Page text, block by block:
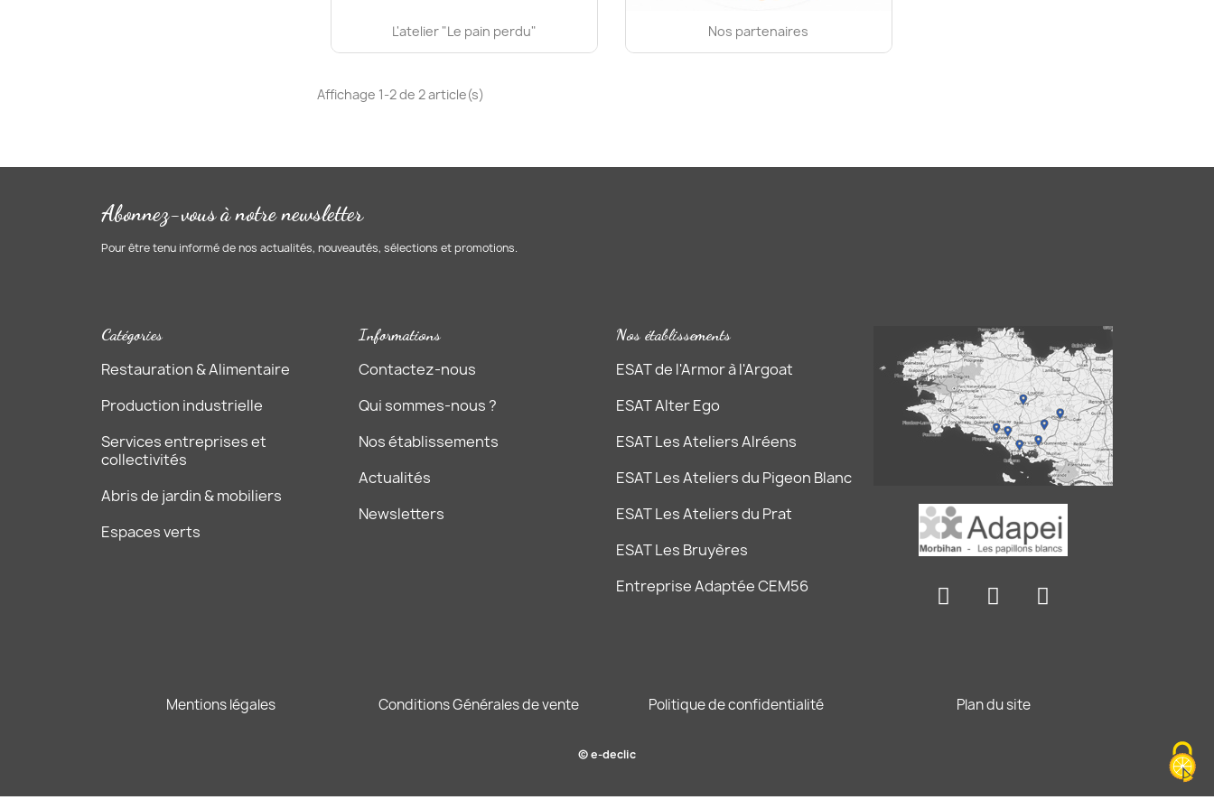
L'atelier "Le pain perdu" Nos partenaires
Affichage 1-2 de 2 article(s)
Abonnez-vous à notre newsletter
Pour être tenu informé de nos actualités, nouveautés, sélections et promotions.
Catégories
Restauration & Alimentaire
Production industrielle
Services entreprises et
collectivités
Abris de jardin & mobiliers
Espaces verts
Informations
Contactez-nous
Qui sommes-nous ?
Nos établissements
Actualités
Newsletters
Nos établissements
ESAT de l'Armor à l'Argoat
ESAT Alter Ego
ESAT Les Ateliers Alréens
ESAT Les Ateliers du Pigeon Blanc
ESAT Les Ateliers du Prat
ESAT Les Bruyères
Entreprise Adaptée CEM56
Mentions légales Conditions Générales de vente Politique de confidentialité Plan du site
© e-declic